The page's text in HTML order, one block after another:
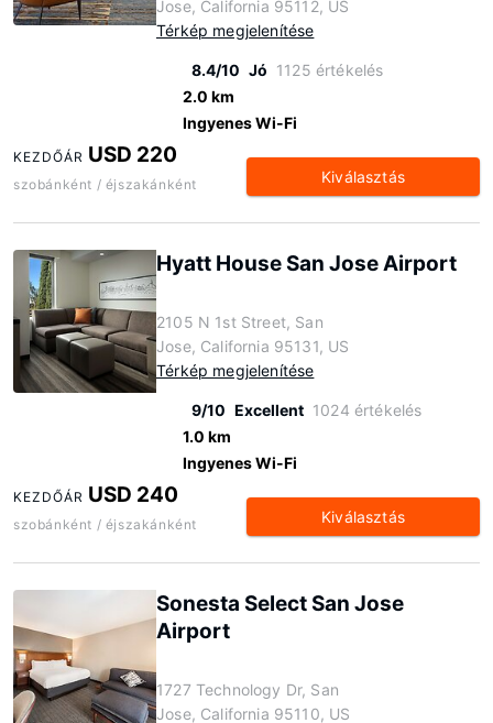
Jose, California 95112, US
Térkép megjelenítése
8.4/10 Jó 1125 értékelés
2.0 km
Ingyenes Wi-Fi
KEZDŐÁR USD 220
szobánként / éjszakánként Kiválasztás
Hyatt House San Jose Airport
2105 N 1st Street, San
Jose, California 95131, US
Térkép megjelenítése
9/10 Excellent 1024 értékelés
1.0 km
Ingyenes Wi-Fi
KEZDŐÁR USD 240
szobánként / éjszakánként Kiválasztás
Sonesta Select San Jose
Airport
1727 Technology Dr, San
Jose, California 95110, US